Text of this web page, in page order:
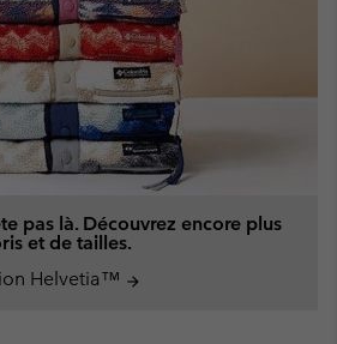
pas là. Découvrez encore plus
et de tailles.
Helvetia™ arrow_forward